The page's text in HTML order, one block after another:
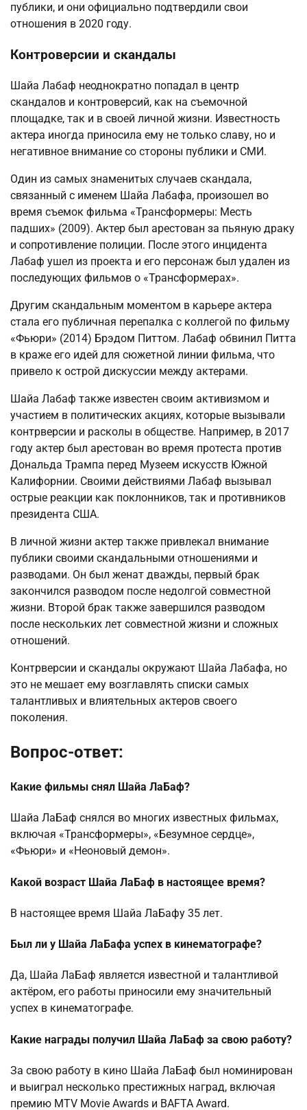
публики, и они официально подтвердили свои
отношения в 2020 году.
Контроверсии и скандалы
Шайа Лабаф неоднократно попадал в центр
скандалов и контроверсий, как на съемочной
площадке, так и в своей личной жизни. Известность
актера иногда приносила ему не только славу, но и
негативное внимание со стороны публики и СМИ.
Один из самых знаменитых случаев скандала,
связанный с именем Шайа Лабафа, произошел во
время съемок фильма «Трансформеры: Месть
падших» (2009). Актер был арестован за пьяную драку
и сопротивление полиции. После этого инцидента
Лабаф ушел из проекта и его персонаж был удален из
последующих фильмов о «Трансформерах».
Другим скандальным моментом в карьере актера
стала его публичная перепалка с коллегой по фильму
«Фьюри» (2014) Брэдом Питтом. Лабаф обвинил Питта
в краже его идей для сюжетной линии фильма, что
привело к острой дискуссии между актерами.
Шайа Лабаф также известен своим активизмом и
участием в политических акциях, которые вызывали
контрверсии и расколы в обществе. Например, в 2017
году актер был арестован во время протеста против
Дональда Трампа перед Музеем искусств Южной
Калифорнии. Своими действиями Лабаф вызывал
острые реакции как поклонников, так и противников
президента США.
В личной жизни актер также привлекал внимание
публики своими скандальными отношениями и
разводами. Он был женат дважды, первый брак
закончился разводом после недолгой совместной
жизни. Второй брак также завершился разводом
после нескольких лет совместной жизни и сложных
отношений.
Контрверсии и скандалы окружают Шайа Лабафа, но
это не мешает ему возглавлять списки самых
талантливых и влиятельных актеров своего
поколения.
Вопрос-ответ:
Какие фильмы снял Шайа ЛаБаф?
Шайа ЛаБаф снялся во многих известных фильмах,
включая «Трансформеры», «Безумное сердце»,
«Фьюри» и «Неоновый демон».
Какой возраст Шайа ЛаБаф в настоящее время?
В настоящее время Шайа ЛаБафу 35 лет.
Был ли у Шайа ЛаБафа успех в кинематографе?
Да, Шайа ЛаБаф является известной и талантливой
актёром, его работы приносили ему значительный
успех в кинематографе.
Какие награды получил Шайа ЛаБаф за свою работу?
За свою работу в кино Шайа ЛаБаф был номинирован
и выиграл несколько престижных наград, включая
премию MTV Movie Awards и BAFTA Award.